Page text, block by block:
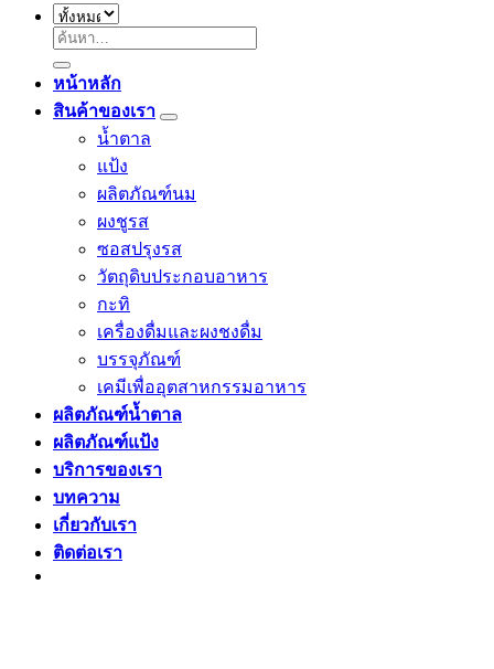
ค้นหา:
หน้าหลัก
สินค้าของเรา
น้ำตาล
แป้ง
ผลิตภัณฑ์นม
ผงชูรส
ซอสปรุงรส
วัตถุดิบประกอบอาหาร
กะทิ
เครื่องดื่มและผงชงดื่ม
บรรจุภัณฑ์
เคมีเพื่ออุตสาหกรรมอาหาร
ผลิตภัณฑ์น้ำตาล
ผลิตภัณฑ์แป้ง
บริการของเรา
บทความ
เกี่ยวกับเรา
ติดต่อเรา